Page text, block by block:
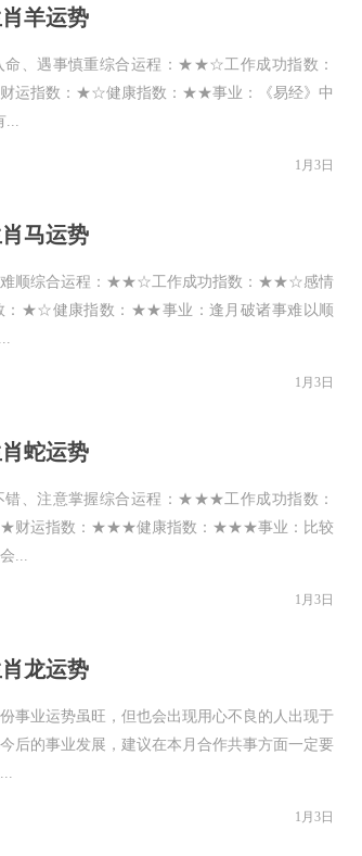
羊运势
命、遇事慎重综合运程：★★☆工作成功指数：
指数：★☆健康指数：★★事业：《易经》中
...
1月3日
马运势
难顺综合运程：★★☆工作成功指数：★★☆感情
★☆健康指数：★★事业：逢月破诸事难以顺
1月3日
蛇运势
错、注意掌握综合运程：★★★工作成功指数：
运指数：★★★健康指数：★★★事业：比较
...
1月3日
龙运势
事业运势虽旺，但也会出现用心不良的人出现于
后的事业发展，建议在本月合作共事方面一定要
1月3日